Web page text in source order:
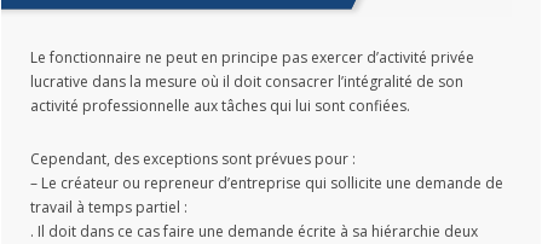
Le fonctionnaire ne peut en principe pas exercer d’activité privée
lucrative dans la mesure où il doit consacrer l’intégralité de son
activité professionnelle aux tâches qui lui sont confiées.
Cependant, des exceptions sont prévues pour :
– Le créateur ou repreneur d’entreprise qui sollicite une demande de
travail à temps partiel :
. Il doit dans ce cas faire une demande écrite à sa hiérarchie deux